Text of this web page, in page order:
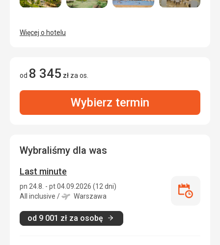
Więcej o hotelu
od 8 345 zł za os.
Wybierz termin
Wybraliśmy dla was
Last minute
pn 24.8. - pt 04.09.2026 (12 dni)
All inclusive / Warszawa
od 9 001 zł za osobę
Last